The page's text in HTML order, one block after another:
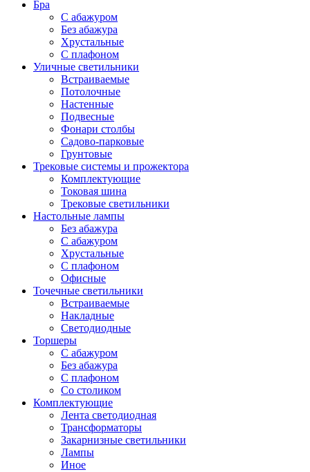
Бра
С абажуром
Без абажура
Хрустальные
С плафоном
Уличные светильники
Встраиваемые
Потолочные
Настенные
Подвесные
Фонари столбы
Садово-парковые
Грунтовые
Трековые системы и прожектора
Комплектующие
Токовая шина
Трековые светильники
Настольные лампы
Без абажура
С абажуром
Хрустальные
С плафоном
Офисные
Точечные светильники
Встраиваемые
Накладные
Светодиодные
Торшеры
С абажуром
Без абажура
С плафоном
Со столиком
Комплектующие
Лента светодиодная
Трансформаторы
Закарнизные светильники
Лампы
Иное